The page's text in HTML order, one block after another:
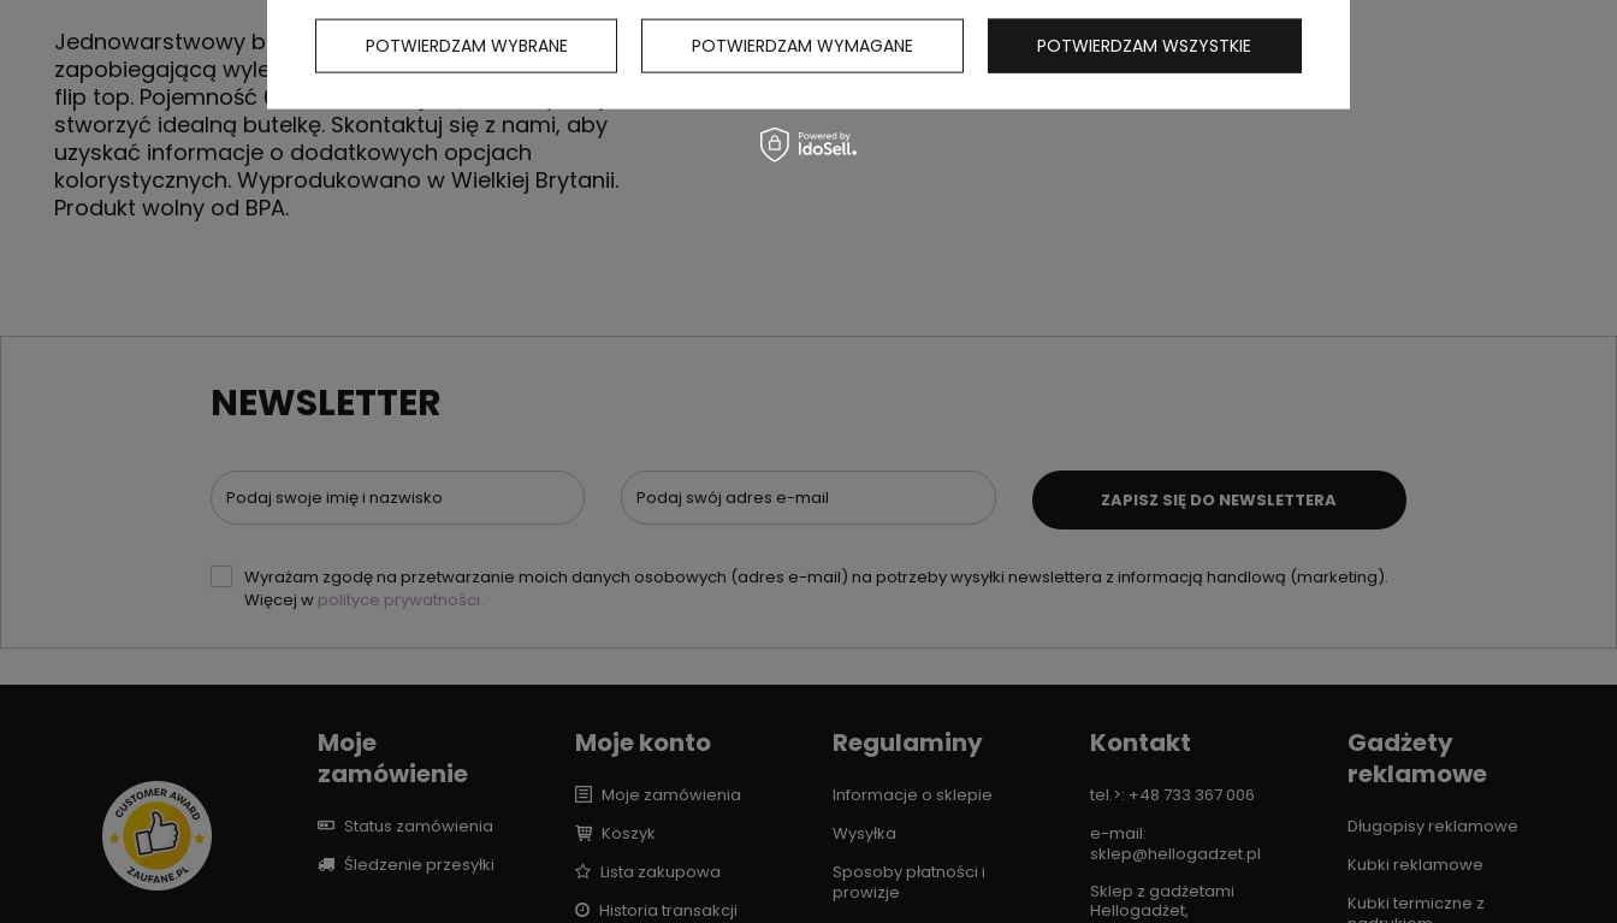
Jednowarstwowy bidon. Posiada pokrywę
zapobiegającą wylewaniu się płynów z wieczkiem typu
flip top. Pojemność 650 ml. Mieszaj i łącz kolory, aby
stworzyć idealną butelkę. Skontaktuj się z nami, aby
uzyskać informacje o dodatkowych opcjach
kolorystycznych. Wyprodukowano w Wielkiej Brytanii.
Produkt wolny od BPA.
NEWSLETTER
Podaj swoje imię i nazwisko Podaj swój adres e-mail
Wyrażam zgodę na przetwarzanie moich danych osobowych (adres e-mail) na potrzeby wysyłki newslettera z informacją handlową (marketing).
Więcej w polityce prywatności.
ZAPISZ SIĘ DO NEWSLETTERA
Moje
zamówienie
Status zamówienia
Śledzenie przesyłki
Moje konto
Moje zamówienia
Koszyk
Lista zakupowa
Historia transakcji
Regulaminy
Informacje o sklepie
Wysyłka
Sposoby płatności i
prowizje
Kontakt
tel.>: +48 733 367 006
e-mail:
sklep@hellogadzet.pl
Sklep z gadżetami
Hellogadżet,
Gadżety
reklamowe
Długopisy reklamowe
Kubki reklamowe
Kubki termiczne z
POTWIERDZAM WYBRANE POTWIERDZAM WYMAGANE POTWIERDZAM WSZYSTKIE